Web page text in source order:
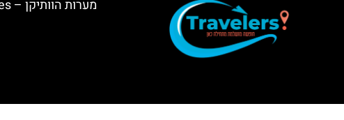
מערות הוותיקן – Vatican Grottoes